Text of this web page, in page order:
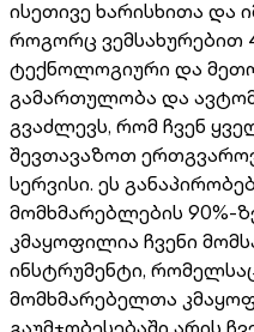
ისეთივე ხარისხითა და
როგორც ვემსახურებით
ტექნოლოგიური და
გამართულობა და
გვაძლევს, რომ ჩვენ
შევთავაზოთ
სერვისი. ეს
მომხმარებლების 90%-
კმაყოფილია ჩვენი
ინსტრუმენტი,
მომხმარებელთა